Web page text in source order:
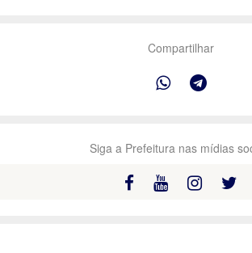
Compartilhar
Siga a Prefeitura nas mídias